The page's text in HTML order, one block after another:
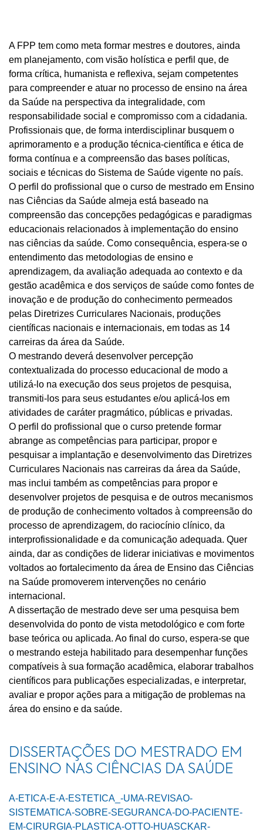
A FPP tem como meta formar mestres e doutores, ainda
em planejamento, com visão holística e perfil que, de
forma crítica, humanista e reflexiva, sejam competentes
para compreender e atuar no processo de ensino na área
da Saúde na perspectiva da integralidade, com
responsabilidade social e compromisso com a cidadania.
Profissionais que, de forma interdisciplinar busquem o
aprimoramento e a produção técnica-científica e ética de
forma contínua e a compreensão das bases políticas,
sociais e técnicas do Sistema de Saúde vigente no país.
O perfil do profissional que o curso de mestrado em Ensino
nas Ciências da Saúde almeja está baseado na
compreensão das concepções pedagógicas e paradigmas
educacionais relacionados à implementação do ensino
nas ciências da saúde. Como consequência, espera-se o
entendimento das metodologias de ensino e
aprendizagem, da avaliação adequada ao contexto e da
gestão acadêmica e dos serviços de saúde como fontes de
inovação e de produção do conhecimento permeados
pelas Diretrizes Curriculares Nacionais, produções
científicas nacionais e internacionais, em todas as 14
carreiras da área da Saúde.
O mestrando deverá desenvolver percepção
contextualizada do processo educacional de modo a
utilizá-lo na execução dos seus projetos de pesquisa,
transmiti-los para seus estudantes e/ou aplicá-los em
atividades de caráter pragmático, públicas e privadas.
O perfil do profissional que o curso pretende formar
abrange as competências para participar, propor e
pesquisar a implantação e desenvolvimento das Diretrizes
Curriculares Nacionais nas carreiras da área da Saúde,
mas inclui também as competências para propor e
desenvolver projetos de pesquisa e de outros mecanismos
de produção de conhecimento voltados à compreensão do
processo de aprendizagem, do raciocínio clínico, da
interprofissionalidade e da comunicação adequada. Quer
ainda, dar as condições de liderar iniciativas e movimentos
voltados ao fortalecimento da área de Ensino das Ciências
na Saúde promoverem intervenções no cenário
internacional.
A dissertação de mestrado deve ser uma pesquisa bem
desenvolvida do ponto de vista metodológico e com forte
base teórica ou aplicada. Ao final do curso, espera-se que
o mestrando esteja habilitado para desempenhar funções
compatíveis à sua formação acadêmica, elaborar trabalhos
científicos para publicações especializadas, e interpretar,
avaliar e propor ações para a mitigação de problemas na
área do ensino e da saúde.
DISSERTAÇÕES DO MESTRADO EM
ENSINO NAS CIÊNCIAS DA SAÚDE
A-ETICA-E-A-ESTETICA_-UMA-REVISAO-
SISTEMATICA-SOBRE-SEGURANCA-DO-PACIENTE-
EM-CIRURGIA-PLASTICA-OTTO-HUASCKAR-